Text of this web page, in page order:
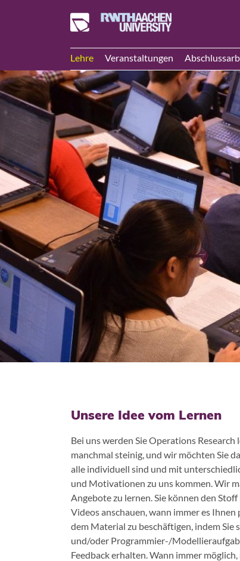
Lehre Veranstaltungen
Unsere Idee vom Lernen
Bei uns werden Sie Operations Research
manchmal steinig, und wir möchten Sie
alle individuell sind und mit
und Motivationen zu uns kommen. Wir
Angebote zu lernen. Sie können den
Videos anschauen, wann immer es
dem Material zu beschäftigen, indem Sie
und/oder Programmier-/
Feedback erhalten. Wann immer